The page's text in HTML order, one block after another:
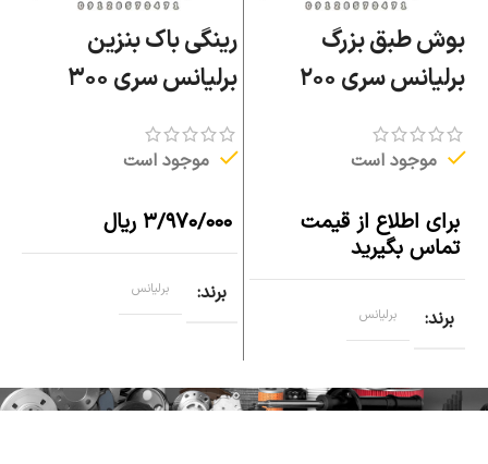
بوش طبق بزرگ
برلیانس سری ۲۰۰
موجود است
برای اطلاع از قیمت
تماس بگیرید
برند برلیانس
رینگی باک بنزین
برلیانس سری ۳۰۰
موجود است
۳/۹۷۰/۰۰۰ ریال
برند برلیانس